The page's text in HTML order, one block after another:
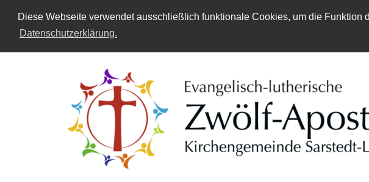
Diese Webseite verwendet ausschließlich funktionale Cookies, um die
Datenschutzerklärung.